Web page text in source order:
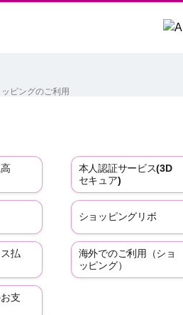
ッピングのご利用
本人認証サービス(3D
セキュア)
ショッピングリボ
払
海外でのご利用（ショ
ッピング）
支